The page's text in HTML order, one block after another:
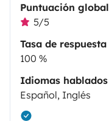
Puntuación global
5/5
Tasa de respuesta
100 %
Idiomas hablados
Español, Inglés